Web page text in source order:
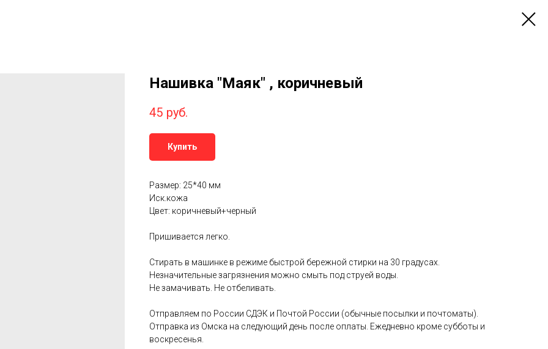
Нашивка "Маяк" , коричневый
45 руб.
Купить
Размер: 25*40 мм
Иск.кожа
Цвет: коричневый+черный
Пришивается легко.
Стирать в машинке в режиме быстрой бережной стирки на 30 градусах.
Незначительные загрязнения можно смыть под струей воды.
Не замачивать. Не отбеливать.
Отправляем по России СДЭК и Почтой России (обычные посылки и почтоматы).
Отправка из Омска на следующий день после оплаты. Ежедневно кроме субботы и
воскресенья.